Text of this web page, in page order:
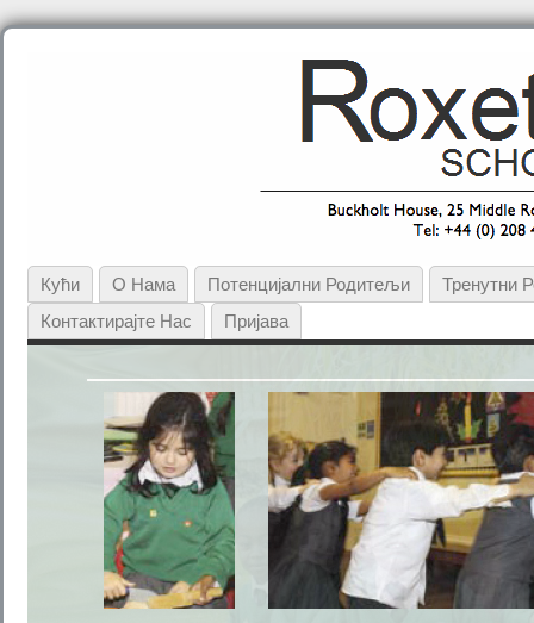
Кући О Нама Потенцијални Родитељи
Тренутни
Контактирајте Нас
Пријава